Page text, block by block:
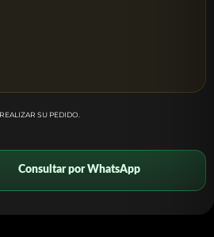
SU PEDIDO.
Consultar por WhatsApp